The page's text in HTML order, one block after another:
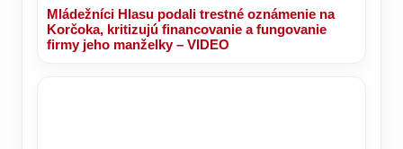
Mládežníci Hlasu podali trestné oznámenie na
Korčoka, kritizujú financovanie a fungovanie
firmy jeho manželky – VIDEO